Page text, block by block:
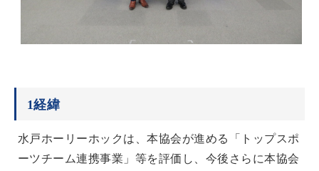
1経緯
水戸ホーリーホックは、本協会が進める「トップスポ
ーツチーム連携事業」等を評価し、今後さらに本協会